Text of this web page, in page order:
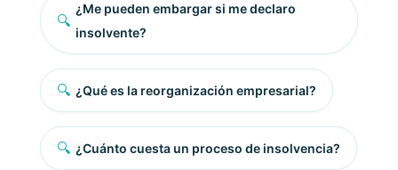
🔍
¿Me pueden embargar si me declaro
insolvente?
🔍 ¿Qué es la reorganización empresarial?
🔍 ¿Cuánto cuesta un proceso de insolvencia?